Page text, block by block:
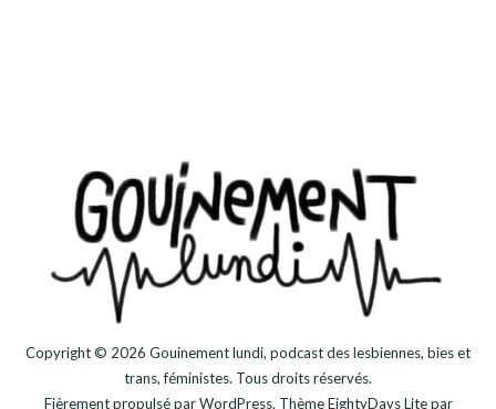
Copyright © 2026 Gouinement lundi, podcast des lesbiennes, bies et
trans, féministes. Tous droits réservés.
Fièrement propulsé parWordPress. ThèmeEightyDays Litepar